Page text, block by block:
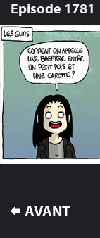
Episode 1781
NAVIGATION
DE
AVANT